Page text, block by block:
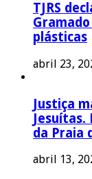
TJRS
plásticas
abril 23,
Justiça
Jesuítas.
da Praia
abril 13,